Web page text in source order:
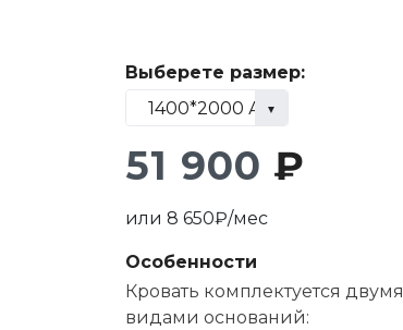
Выберете размер:
51 900 ₽
или8 650₽/мес
Особенности
Кровать комплектуется двумя
видами оснований: